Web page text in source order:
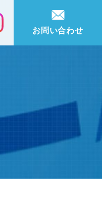
お問い合わせ